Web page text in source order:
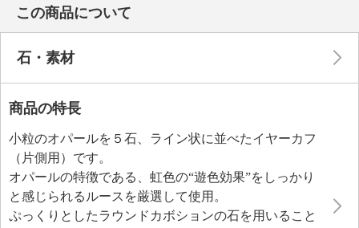
この商品について
石・素材
商品の特長
小粒のオパールを５石、ライン状に並べたイヤーカフ
（片側用）です。
オパールの特徴である、虹色の“遊色効果”をしっかり
と感じられるルースを厳選して使用。
ぷっくりとしたラウンドカボションの石を用いること